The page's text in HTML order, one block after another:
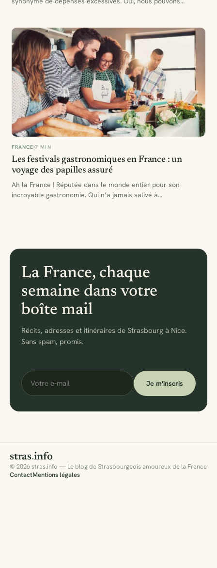
FRANCE 7 MIN
Les festivals gastronomiques en France : un
voyage des papilles assuré
Ah la France ! Réputée dans le monde entier pour son
incroyable gastronomie. Qui n’a jamais salivé à…
La France, chaque
semaine dans votre
boîte mail
Récits, adresses et itinéraires de Strasbourg à Nice.
Sans spam, promis.
Votre
e-
mail
Je m'inscris
stras.info
© 2026 stras.info — Le blog de Strasbourgeois amoureux de la France
ContactMentions légales